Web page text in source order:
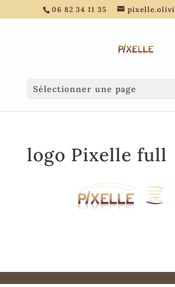
06 82 34 11 35
Sélectionner une page
logo Pixelle full